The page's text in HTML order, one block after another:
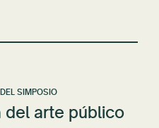
SIMPOSIO
del arte público